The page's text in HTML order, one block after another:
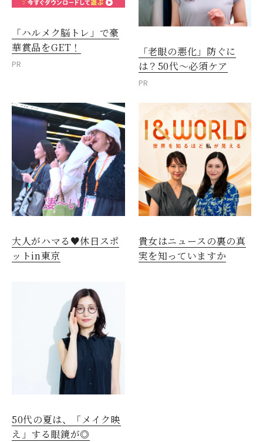
「ハルメク脳トレ」で豪
華賞品をGET！
PR
「老眼の悪化」防ぐに
は？50代～必須ケア
PR
大人がハマる♥休日スポ
ットin東京
貴女はニュースの裏の真
実を知っていますか
50代の夏は、「メイク映
え」する眼鏡が◎